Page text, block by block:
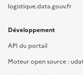
logistique.data.gouv.fr
Développement
API du portail
Moteur open source :